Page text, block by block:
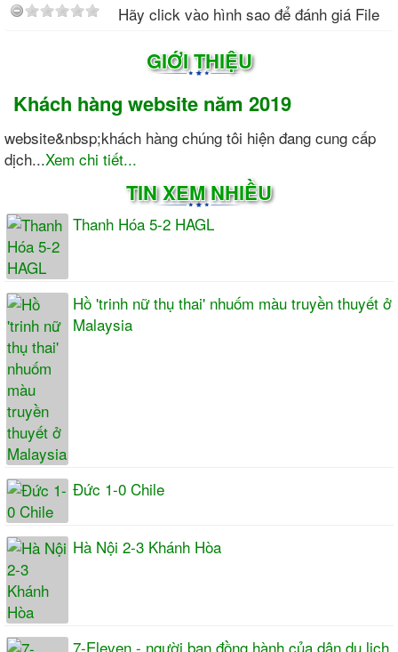
Hãy click vào hình sao để đánh giá File
GIỚI THIỆU
Khách hàng website năm 2019
website&nbsp;khách hàng chúng tôi hiện đang cung cấp
dịch...Xem chi tiết...
TIN XEM NHIỀU
Thanh Hóa 5-2 HAGL
Hồ 'trinh nữ thụ thai' nhuốm màu truyền thuyết ở
Malaysia
Đức 1-0 Chile
Hà Nội 2-3 Khánh Hòa
7-Eleven - người bạn đồng hành của dân du lịch